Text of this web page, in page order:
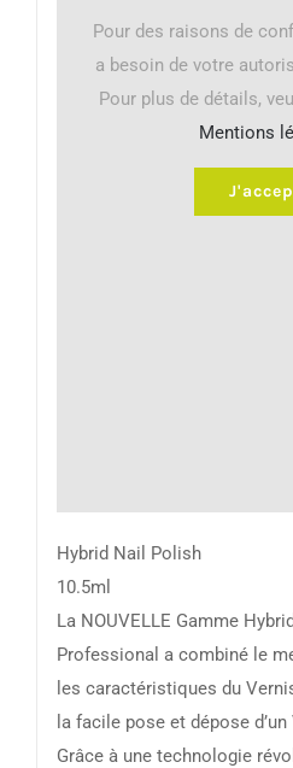
Pour des raisons de
a besoin de votre
Pour plus de détails,
Mentions
Hybrid Nail Polish
10.5ml
La NOUVELLE Gamme
Professional a combiné le
les caractéristiques du
la facile pose et dépose
Grâce à une technologie